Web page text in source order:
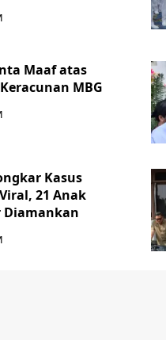
Maaf atas
MBG
Kasus
21 Anak
Diamankan